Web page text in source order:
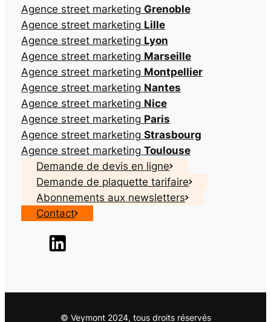
Agence street marketing Grenoble
Agence street marketing Lille
Agence street marketing Lyon
Agence street marketing Marseille
Agence street marketing Montpellier
Agence street marketing Nantes
Agence street marketing Nice
Agence street marketing Paris
Agence street marketing Strasbourg
Agence street marketing Toulouse
Demande de devis en ligne
Demande de plaquette tarifaire
Abonnements aux newsletters
Contact
© Veymont 2024, tous droits réservés